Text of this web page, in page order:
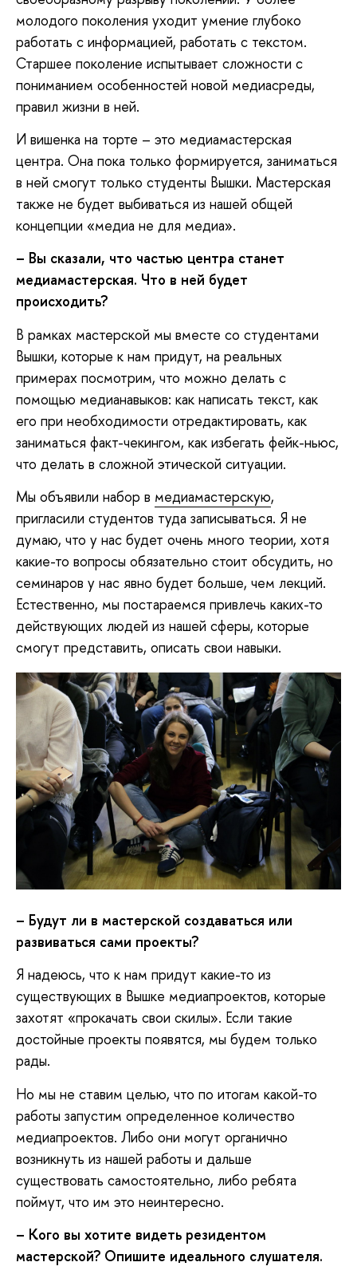
молодого поколения уходит умение глубоко
работать с информацией, работать с текстом.
Старшее поколение испытывает сложности с
пониманием особенностей новой медиасреды,
правил жизни в ней.
И вишенка на торте – это медиамастерская
центра. Она пока только формируется, заниматься
в ней смогут только студенты Вышки. Мастерская
также не будет выбиваться из нашей общей
концепции «медиа не для медиа».
– Вы сказали, что частью центра станет
медиамастерская. Что в ней будет
происходить?
В рамках мастерской мы вместе со студентами
Вышки, которые к нам придут, на реальных
примерах посмотрим, что можно делать с
помощью медианавыков: как написать текст, как
его при необходимости отредактировать, как
заниматься факт-чекингом, как избегать фейк-ньюс,
что делать в сложной этической ситуации.
Мы объявили набор в медиамастерскую,
пригласили студентов туда записываться. Я не
думаю, что у нас будет очень много теории, хотя
какие-то вопросы обязательно стоит обсудить, но
семинаров у нас явно будет больше, чем лекций.
Естественно, мы постараемся привлечь каких-то
действующих людей из нашей сферы, которые
смогут представить, описать свои навыки.
– Будут ли в мастерской создаваться или
развиваться сами проекты?
Я надеюсь, что к нам придут какие-то из
существующих в Вышке медиапроектов, которые
захотят «прокачать свои скилы». Если такие
достойные проекты появятся, мы будем только
рады.
Но мы не ставим целью, что по итогам какой-то
работы запустим определенное количество
медиапроектов. Либо они могут органично
возникнуть из нашей работы и дальше
существовать самостоятельно, либо ребята
поймут, что им это неинтересно.
– Кого вы хотите видеть резидентом
мастерской? Опишите идеального слушателя.